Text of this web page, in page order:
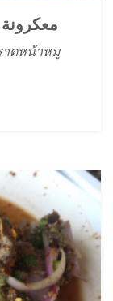
معكرونة
าดหน้าหมู